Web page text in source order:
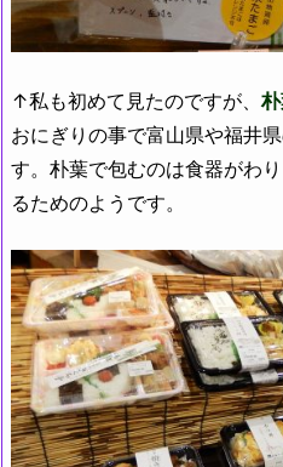
↑私も初めて見たのですが、
おにぎりの事で富山県や福井
す。朴葉で包むのは食器がわ
るためのようです。